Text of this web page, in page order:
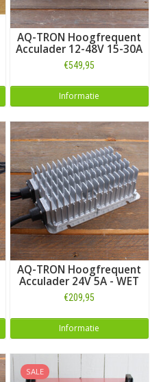
AQ-TRON Hoogfrequent
Acculader 12-48V 15-30A
€549,95
Informatie
AQ-TRON Hoogfrequent
Acculader 24V 5A - WET
€209,95
Informatie
SALE